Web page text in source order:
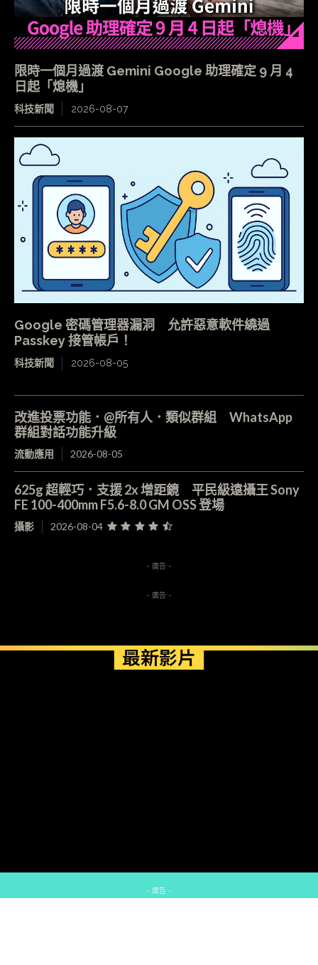
限時一個月過渡 Gemini Google 助理確定 9 月 4
日起「熄機」
科技新聞 2026-08-07
Google 密碼管理器漏洞 允許惡意軟件繞過
Passkey 接管帳戶！
科技新聞 2026-08-05
改進投票功能．@所有人．類似群組 WhatsApp
群組對話功能升級
流動應用 2026-08-05
625g 超輕巧．支援 2x 增距鏡 平民級遠攝王 Sony
FE 100-400mm F5.6-8.0 GM OSS 登場
攝影 2026-08-04
- 廣告 -
- 廣告 -
最新影片
- 廣告 -